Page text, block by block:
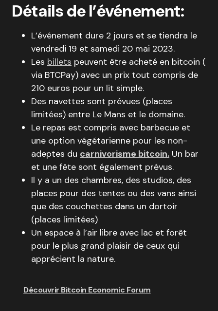
Détails de l’événement:
L’événement dure 2 jours et se tiendra le
vendredi 19 et samedi 20 mai 2023.
Les billets peuvent être acheté en bitcoin (
via BTCPay) avec un prix tout compris de
210 euros pour un lit simple.
Des navettes sont prévues (places
limitées) entre Le Mans et le domaine.
Le repas est compris avec barbecue et
une option végétarienne pour les non-
adeptes du carnivorisme bitcoin. Un bar
et une fête sont également prévus.
Il y a un des chambres, des studios, des
places pour des tentes ou des vans ainsi
que des couchettes dans un dortoir
(places limitées)
Un espace à l’air libre avec lac et forêt
pour le plus grand plaisir de ceux qui
apprécient la nature.
Découvrir Bitcoin Economic Forum